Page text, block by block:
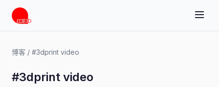
博客 / #3dprint video
#3dprint video